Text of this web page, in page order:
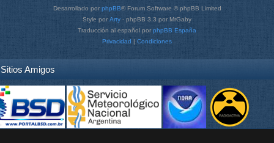
Desarrollado por phpBB® Forum Software © phpBB Limited
Style por Arty - phpBB 3.3 por MrGaby
Traducción al español por phpBB España
Privacidad | Condiciones
Sitios Amigos